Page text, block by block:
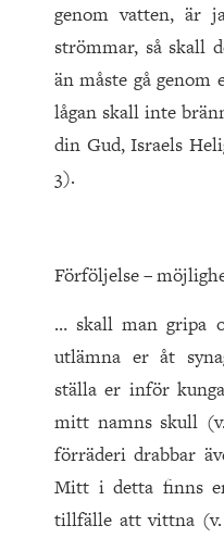
genom vatten, är
strömmar, så skall
än måste gå genom
lågan skall inte
din Gud, Israels
3).
Förföljelse –
… skall man gripa
utlämna er åt
ställa er inför
mitt namns skull
förräderi drabbar
Mitt i detta finns
tillfälle att vittna (v.